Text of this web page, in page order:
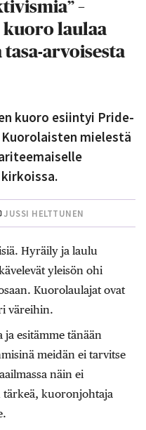
–
laulaa
arvoisesta
kuoro esiintyi Pride-
mielestä
JUSSI HELTTUNEN
Hyräily ja laulu
yleisön ohi
Kuorolaulajat ovat
väreihin.
esitämme tänään
meidän ei tarvitse
näin ei
tärkeä, kuoronjohtaja